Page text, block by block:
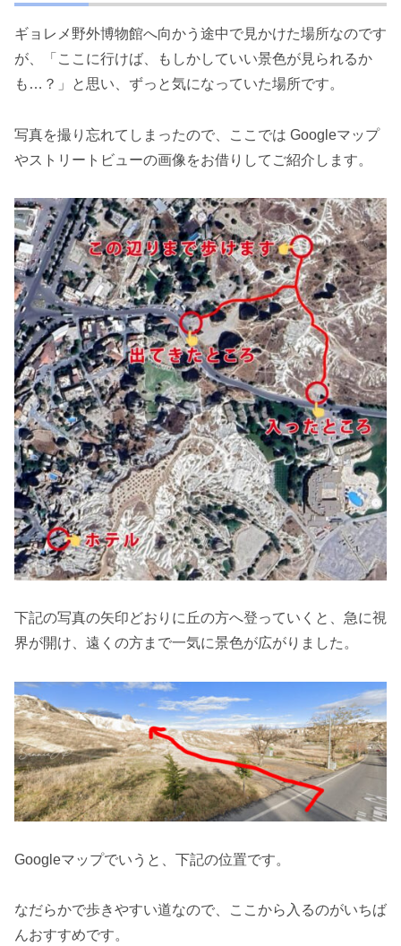
ギョレメ野外博物館へ向かう途中で見かけた場所なのです
が、「ここに行けば、もしかしていい景色が見られるか
も…？」と思い、ずっと気になっていた場所です。
写真を撮り忘れてしまったので、ここでは Googleマップ
やストリートビューの画像をお借りしてご紹介します。
下記の写真の矢印どおりに丘の方へ登っていくと、急に視
界が開け、遠くの方まで一気に景色が広がりました。
Googleマップでいうと、下記の位置です。
なだらかで歩きやすい道なので、ここから入るのがいちば
んおすすめです。